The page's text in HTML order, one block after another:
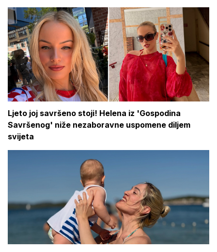
Ljeto joj savršeno stoji! Helena iz 'Gospodina
Savršenog' niže nezaboravne uspomene diljem
svijeta